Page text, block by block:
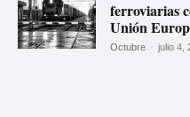
ferroviarias
Unión
Octubre - julio 4,